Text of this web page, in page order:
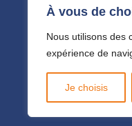
À vous de
Nous utilisons des
expérience de
Je choisis
Tél : 01